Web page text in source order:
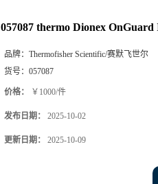
057087 thermo Dionex
品牌： Thermofisher Scientific/赛默飞世尔
货号： 057087
价格： ￥1000/件
发布日期： 2025-10-02
更新日期： 2025-10-09